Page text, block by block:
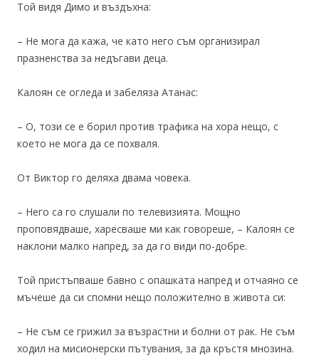
Той видя Димо и въздъхна:
– Не мога да кажа, че като него съм организирал
празненства за недъгави деца.
Калоян се огледа и забеляза Атанас:
– О, този се е борил против трафика на хора нещо, с
което не мога да се похваля.
От Виктор го деляха двама човека.
– Него са го слушали по телевизията. Мощно
проповядваше, харесваше ми как говореше, – Калоян се
наклони малко напред, за да го види по-добре.
Той пристъпваше бавно с опашката напред и отчаяно се
мъчеше да си спомни нещо положително в живота си:
– Не съм се грижил за възрастни и болни от рак. Не съм
ходил на мисионерски пътувания, за да кръстя мнозина.